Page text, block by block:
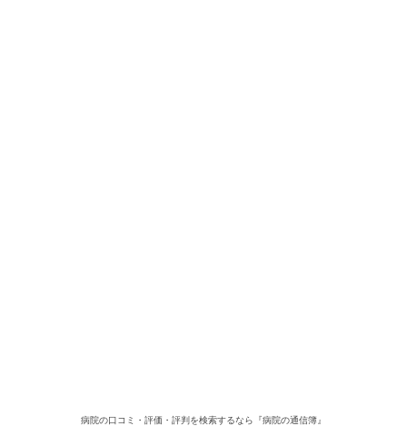
病院の口コミ・評価・評判を検索するなら『病院の通信簿』